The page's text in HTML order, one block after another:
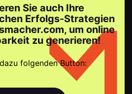
Sie auch Ihre
Erfolgs-Strategien
um online
zu generieren!
folgenden Button: